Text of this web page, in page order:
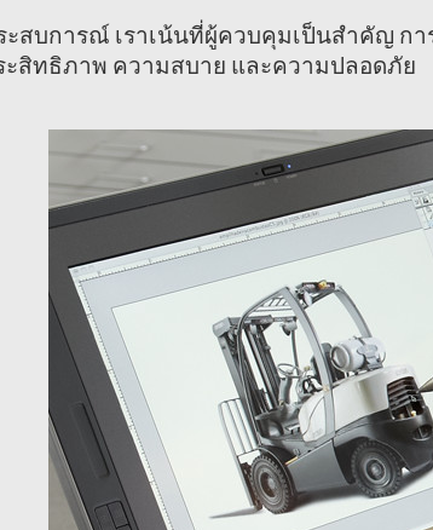
ะสบการณ์ เราเน้นที่ผู้ควบคุมเป็นสำคัญ ก
ะสิทธิภาพ ความสบาย และความปลอดภัย